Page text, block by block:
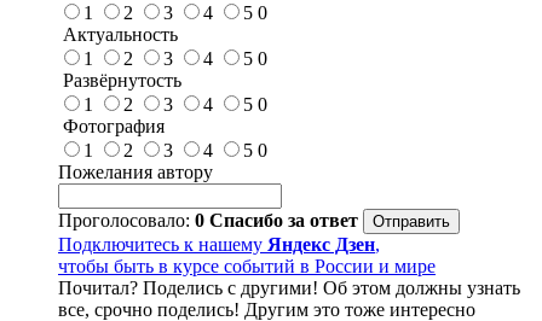
1
2 3 4 5 0
Актуальность
1
2 3 4 5 0
Развёрнутость
1
2 3 4 5 0
Фотография
1
2 3 4 5 0
Пожелания автору
Проголосовало: 0 Спасибо за ответ
Подключитесь к нашему Яндекс Дзен,
чтобы быть в курсе событий в России и мире
Почитал? Поделись с другими! Об этом должны узнать
все, срочно поделись! Другим это тоже интересно